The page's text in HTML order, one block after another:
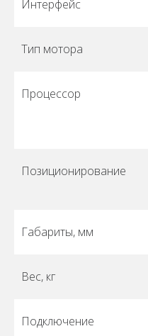
Интерфейс
Тип мотора
Процессор
Позиционирование
Габариты, мм
Вес, кг
Подключение